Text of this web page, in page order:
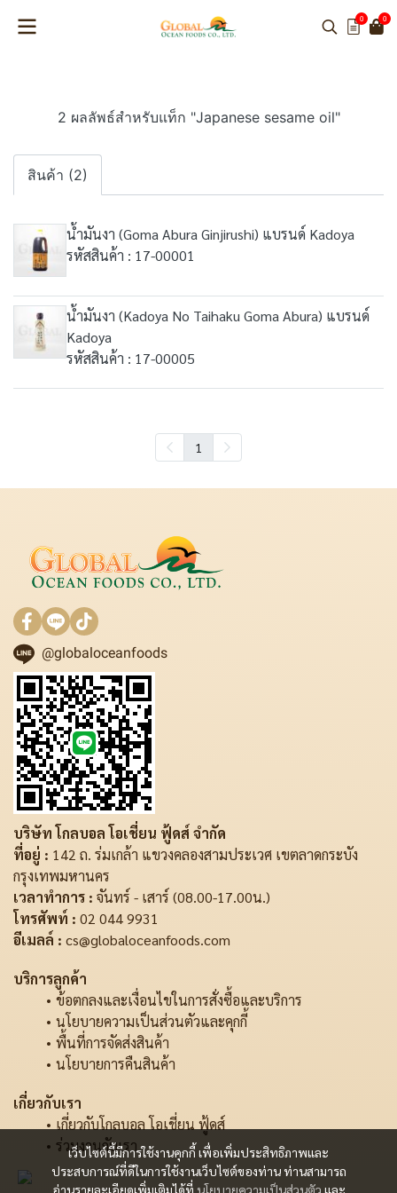
0 0
2 ผลลัพธ์สำหรับแท็ก "Japanese sesame oil"
สินค้า (2)
น้ำมันงา (Goma Abura Ginjirushi) แบรนด์ Kadoya
รหัสสินค้า : 17-00001
น้ำมันงา (Kadoya No Taihaku Goma Abura) แบรนด์
Kadoya
รหัสสินค้า : 17-00005
1
เว็บไซต์นี้มีการใช้งานคุกกี้ เพื่อเพิ่มประสิทธิภาพและ
ประสบการณ์ที่ดีในการใช้งานเว็บไซต์ของท่าน ท่านสามารถ
อ่านรายละเอียดเพิ่มเติมได้ที่ นโยบายความเป็นส่วนตัว และ
@globaloceanfoods
บริษัท โกลบอล โอเชี่ยน ฟู้ดส์ จำกัด
ที่อยู่ : 142 ถ. ร่มเกล้า แขวงคลองสามประเวศ เขตลาดกระบัง
กรุงเทพมหานคร
เวลาทำการ : จันทร์ - เสาร์ (08.00-17.00น.)
โทรศัพท์ : 02 044 9931
อีเมลล์ : cs@globaloceanfoods.com
บริการลูกค้า
ข้อตกลงและเงื่อนไขในการสั่งซื้อและบริการ
นโยบายความเป็นส่วนตัวและคุกกี้
พื้นที่การจัดส่งสินค้า
นโยบายการคืนสินค้า
เกี่ยวกับเรา
เกี่ยวกับโกลบอล โอเชี่ยน ฟู้ดส์
ร่วมงานกับเรา